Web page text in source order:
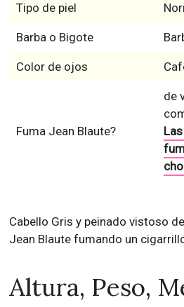
Tipo de piel
Barba o Bigote
Color de ojos
Fuma Jean Blaute?
de
Cabello Gris y peinado vistoso
Jean Blaute fumando un
Altura, Peso,